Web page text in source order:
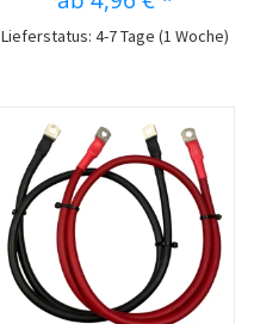
Lieferstatus: 4-7 Tage (1 Woche)